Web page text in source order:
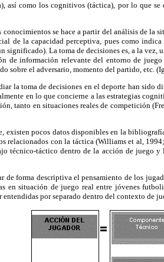
como los cognitivos (táctica), por lo que
se hace a partir del análisis de
de la capacidad perceptiva, pues como
La toma de decisiones es, a la
información relevante del entorno de
sobre el adversario, momento del partido, etc.
la toma de decisiones en el deporte han sido
en lo que concierne a las estrategias
tanto en situaciones reales de competición
pocos datos disponibles en la
relacionados con la táctica (Williams et al,
técnico-táctico dentro de la acción de
forma descriptiva el pensamiento de los
en situación de juego real entre jóvenes
entendidas por separado dentro del contexto